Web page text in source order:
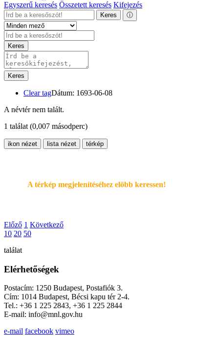
Egyszerű keresés Összetett keresés Kifejezés
Keres ⓘ
Keres
Keres
Clear tagDátum: 1693-06-08
A névtér nem talált.
1 találat (0,007 másodperc)
ikon nézet lista nézet térkép
A térkép megjelenítéséhez elöbb keressen!
Előző 1 Következő
10 20 50
találat
Elérhetőségek
Postacím: 1250 Budapest, Postafiók 3.
Cím: 1014 Budapest, Bécsi kapu tér 2-4.
Tel.: +36 1 225 2843, +36 1 225 2844
E-mail: info@mnl.gov.hu
e-mail facebook vimeo